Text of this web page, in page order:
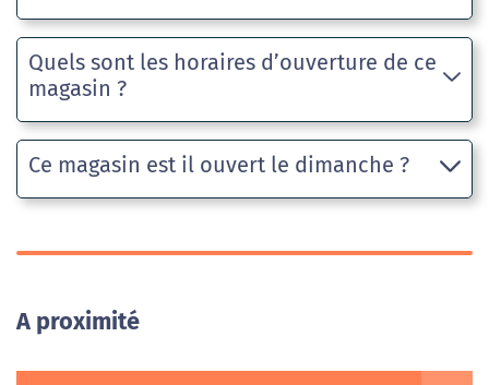
Quels sont les horaires d’ouverture de ce
magasin ?
Ce magasin est il ouvert le dimanche ?
A proximité